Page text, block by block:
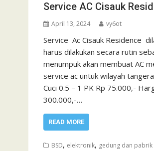
Service AC Cisauk
April 13, 2024 vy6ot
Service Ac Cisauk Residence
harus dilakukan secara rutin
menumpuk akan membuat AC
service ac untuk wilayah
Cuci 0.5 – 1 PK Rp 75.000,-
300.000,-…
READ MORE
BSD, elektronik, gedung dan pabrik